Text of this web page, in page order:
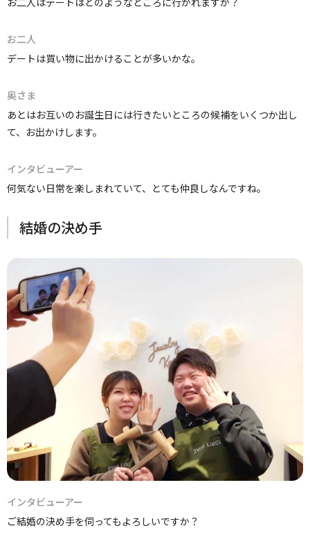
お二人
デートは買い物に出かけることが多いかな。
奥さま
あとはお互いのお誕生日には行きたいところの候補をいくつか出し
て、お出かけします。
インタビューアー
何気ない日常を楽しまれていて、とても仲良しなんですね。
結婚の決め手
インタビューアー
ご結婚の決め手を伺ってもよろしいですか？